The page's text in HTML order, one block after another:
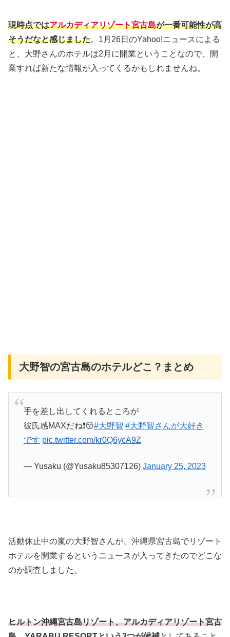
現時点ではアルカディアリゾート宮古島が一番可能性が高
そうだなと感じました。1月26日のYahoo!ニュースによる
と、大野さんのホテルは2月に開業ということなので、開
業すれば新たな情報が入ってくるかもしれませんね。
大野智の宮古島のホテルどこ？まとめ
手を差し出してくれるところが
彼氏感MAXだね❗😚#大野智 #大野智さんが大好き
です pic.twitter.com/kr0Q6ycA9Z
— Yusaku (@Yusaku85307126) January 25, 2023
活動休止中の嵐の大野智さんが、沖縄県宮古島でリゾート
ホテルを開業するというニュースが入ってきたのでどこな
のか調査しました。
ヒルトン沖縄宮古島リゾート、アルカディアリゾート宮古